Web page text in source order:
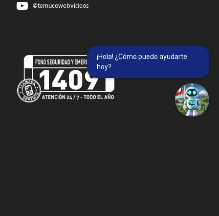
@temucowebvideos
¡Hola! ¿Cómo puedo ayudarte
hoy?